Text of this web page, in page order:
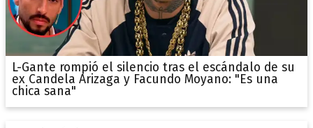
L-Gante rompió el silencio tras el escándalo de su
ex Candela Arizaga y Facundo Moyano: "Es una
chica sana"